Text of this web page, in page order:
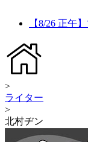
【8/26 正午
>
ライター
>
北村ヂン